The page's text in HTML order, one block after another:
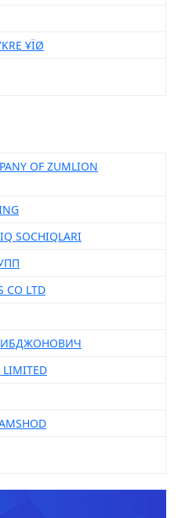
ҰÏØ
OF ZUMLION
SOCHIQLARI
CO LTD
LIMITED